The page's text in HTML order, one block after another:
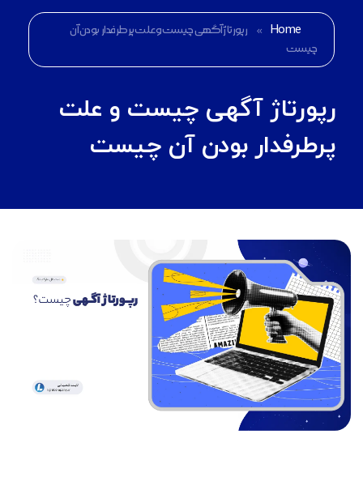
Home
»
رپورتاژ آگهی چیست و علت پرطرفدار بودن آن
چیست
رپورتاژ آگهی چیست و علت
پرطرفدار بودن آن چیست